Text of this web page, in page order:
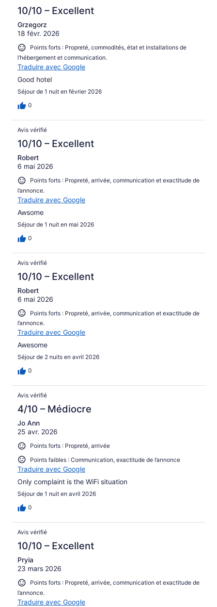
10/10 – Excellent
Grzegorz
18 févr. 2026
Points forts : Propreté, commodités, état et installations de
l’hébergement et communication.
Traduire avec Google
Good hotel
Séjour de 1 nuit en février 2026
0
Avis vérifié
10/10 – Excellent
Robert
6 mai 2026
Points forts : Propreté, arrivée, communication et exactitude de
l’annonce.
Traduire avec Google
Awsome
Séjour de 1 nuit en mai 2026
0
Avis vérifié
10/10 – Excellent
Robert
6 mai 2026
Points forts : Propreté, arrivée, communication et exactitude de
l’annonce.
Traduire avec Google
Awesome
Séjour de 2 nuits en avril 2026
0
Avis vérifié
4/10 – Médiocre
Jo Ann
25 avr. 2026
Points forts : Propreté, arrivée
Points faibles : Communication, exactitude de l’annonce
Traduire avec Google
Only complaint is the WiFi situation
Séjour de 1 nuit en avril 2026
0
Avis vérifié
10/10 – Excellent
Pryia
23 mars 2026
Points forts : Propreté, arrivée, communication et exactitude de
l’annonce.
Traduire avec Google